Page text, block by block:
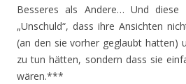
Besseres als Andere… Und
„Unschuld“, dass ihre Ansichten
(an den sie vorher geglaubt hatten)
zu tun hätten, sondern dass sie
wären.***